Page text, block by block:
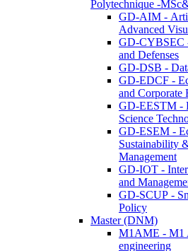
Polytechnique -
GD-AIM -
Advanced
GD-CYBSEC
and Defenses
GD-DSB -
GD-EDCF -
and Corporate
GD-EESTM -
Science
GD-ESEM -
Sustainability
Management
GD-IOT -
and
GD-SCUP -
Policy
Master (DNM)
M1AME - M1
engineering